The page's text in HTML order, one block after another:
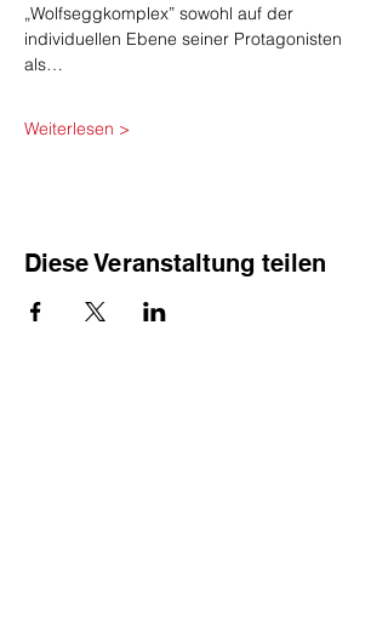
„Wolfseggkomplex” sowohl auf der
individuellen Ebene seiner Protagonisten
als…
Weiterlesen >
Diese Veranstaltung teilen